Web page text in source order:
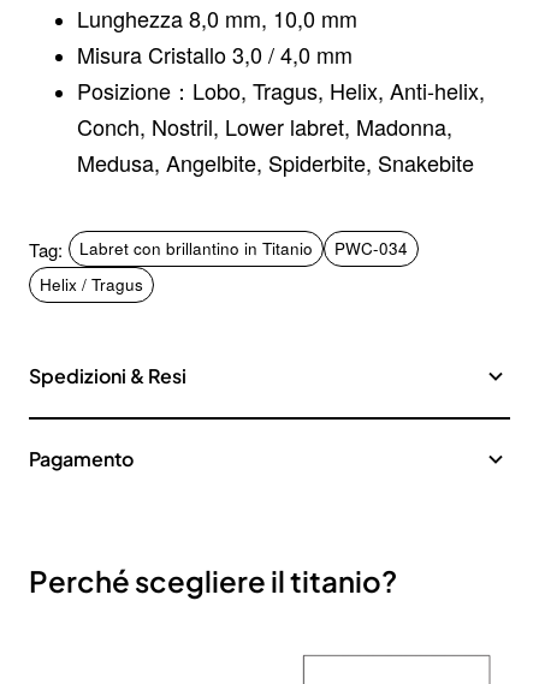
Lunghezza 8,0 mm, 10,0 mm
Misura Cristallo 3,0 / 4,0 mm
Posizione：Lobo, Tragus, Helix, Anti-helix,
Conch, Nostril, Lower labret, Madonna,
Medusa, Angelbite, Spiderbite, Snakebite
Tag: Labret con brillantino in Titanio
PWC-034
Helix / Tragus
Spedizioni & Resi
Pagamento
Perché scegliere il titanio?